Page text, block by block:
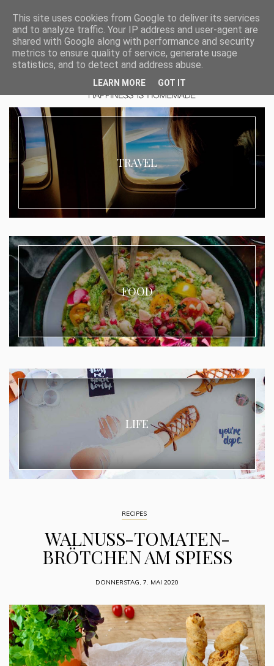
TRAVEL
FOOD
LIFE
RECIPES
WALNUSS-TOMATEN-
BRÖTCHEN AM SPIESS
DONNERSTAG, 7. MAI 2020
This site uses cookies from Google to deliver its services
and to analyze traffic. Your IP address and user-agent are
shared with Google along with performance and security
metrics to ensure quality of service, generate usage
statistics, and to detect and address abuse.
LEARN MORE GOT IT